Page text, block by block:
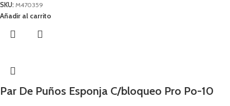
SKU: M470359
Añadir al carrito
Par De Puños Esponja C/bloqueo Pro Po-10